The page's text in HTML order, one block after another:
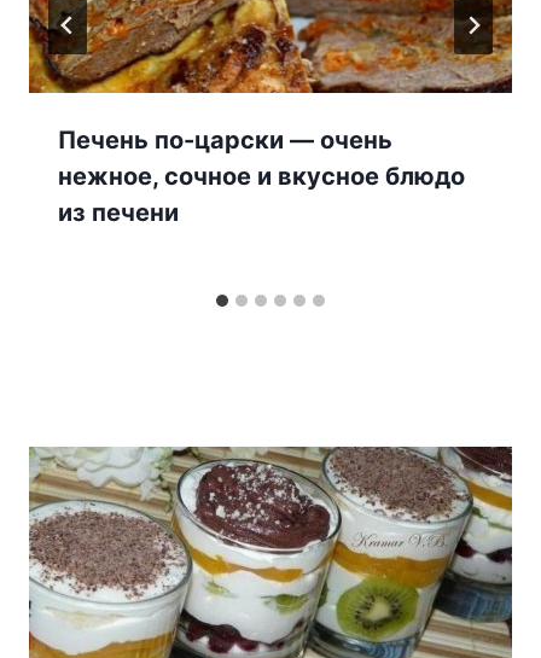
Печень по-царски — очень
нежное, сочное и вкусное блюдо
из печени